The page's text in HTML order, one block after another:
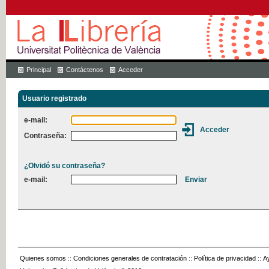
Principal Contáctenos Acceder
Usuario registrado
e-mail:
Contraseña:
¿Olvidó su contraseña?
e-mail:
Quienes somos :: Condiciones generales de contratación :: Política de privacidad ::